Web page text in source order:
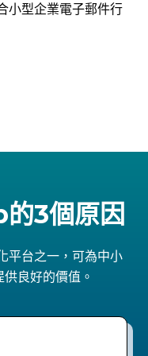
小型企業電子郵件行
3個原因
平台之一，可為中小
良好的價值。